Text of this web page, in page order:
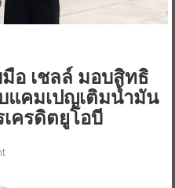
อ เชลล์ มอบสิทธิ
แคมเปญเติมน้ำมัน
ครดิตยูโอบี